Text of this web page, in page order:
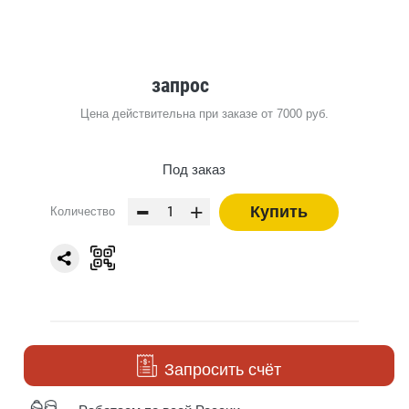
запрос
Цена действительна при заказе от 7000 руб.
Под заказ
Количество - + Купить
Запросить счёт